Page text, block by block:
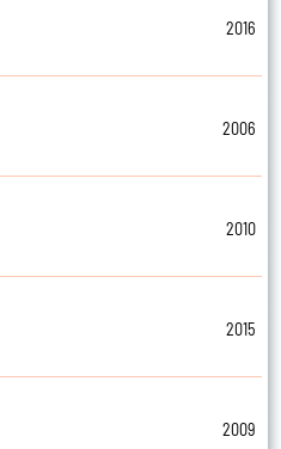
2016
2006
2010
2015
2009